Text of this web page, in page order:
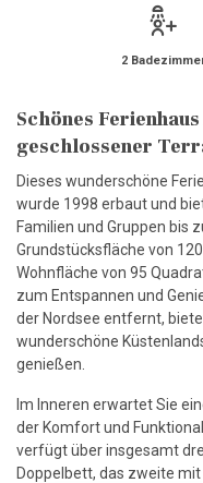
2
Schönes
geschlossener
Dieses wunderschöne
wurde 1998 erbaut und
Familien und Gruppen bis
Grundstücksfläche von
Wohnfläche von 95
zum Entspannen und
der Nordsee entfernt,
wunderschöne
genießen.
Im Inneren erwartet Sie
der Komfort und
verfügt über insgesamt
Doppelbett, das zweite